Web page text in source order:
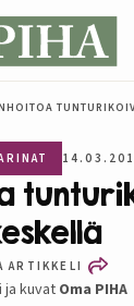
ARTIKKELI
ja kuvat Oma PIHA